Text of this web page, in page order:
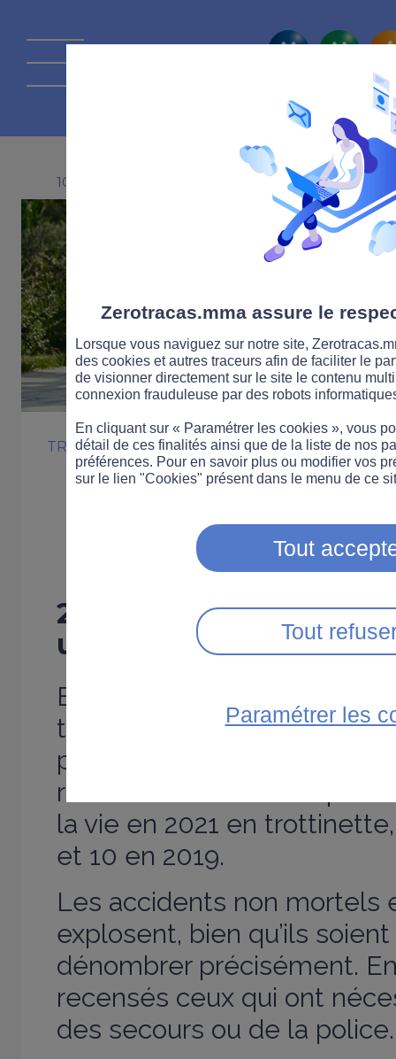
La route
10 FÉVRIER 2022
TROTTINETTE COMPORTEMENT SÉCURITÉ
Trottinette :
22 personnes ont
un accident de
En 2021, la mortalité des
trottinette a augmenté par
précédentes. Dans son
routière dénombre 22
la vie en 2021 en
et 10 en 2019.
Les accidents non mortels
explosent, bien qu’ils
dénombrer précisément.
recensés ceux qui ont
des secours ou de la
Zerotracas.mma assure le
Lorsque vous naviguez sur notre site,
des cookies et autres traceurs afin de faciliter le
de visionner directement sur le site le contenu
connexion frauduleuse par des robots
En cliquant sur « Paramétrer les cookies », vous
détail de ces finalités ainsi que de la liste de nos
préférences. Pour en savoir plus ou modifier vos
sur le lien "Cookies" présent dans le menu de ce
Tout
Tout
Paramétrer les